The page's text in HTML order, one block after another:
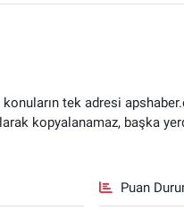
tek adresi
kopyalanamaz, başka
Puan